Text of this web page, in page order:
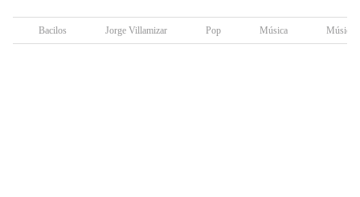
Bacilos Jorge Villamizar Pop Música Música